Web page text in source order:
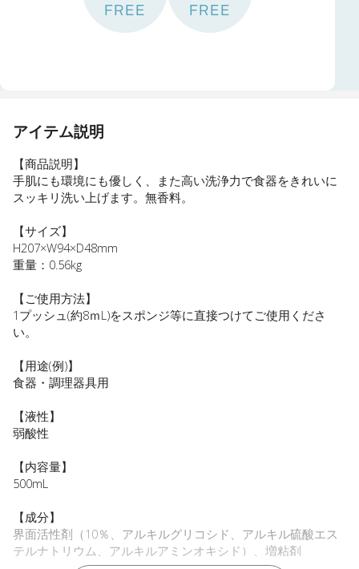
FREE FREE
アイテム説明
【商品説明】
手肌にも環境にも優しく、また高い洗浄力で食器をきれいに
スッキリ洗い上げます。無香料。
【サイズ】
H207×W94×D48mm
重量：0.56kg
【ご使用方法】
1プッシュ(約8ｍL)をスポンジ等に直接つけてご使用くださ
い。
【用途(例)】
食器・調理器具用
【液性】
弱酸性
【内容量】
500mL
【成分】
界面活性剤（10％、アルキルグリコシド、アルキル硫酸エス
テルナトリウム、アルキルアミンオキシド）、増粘剤